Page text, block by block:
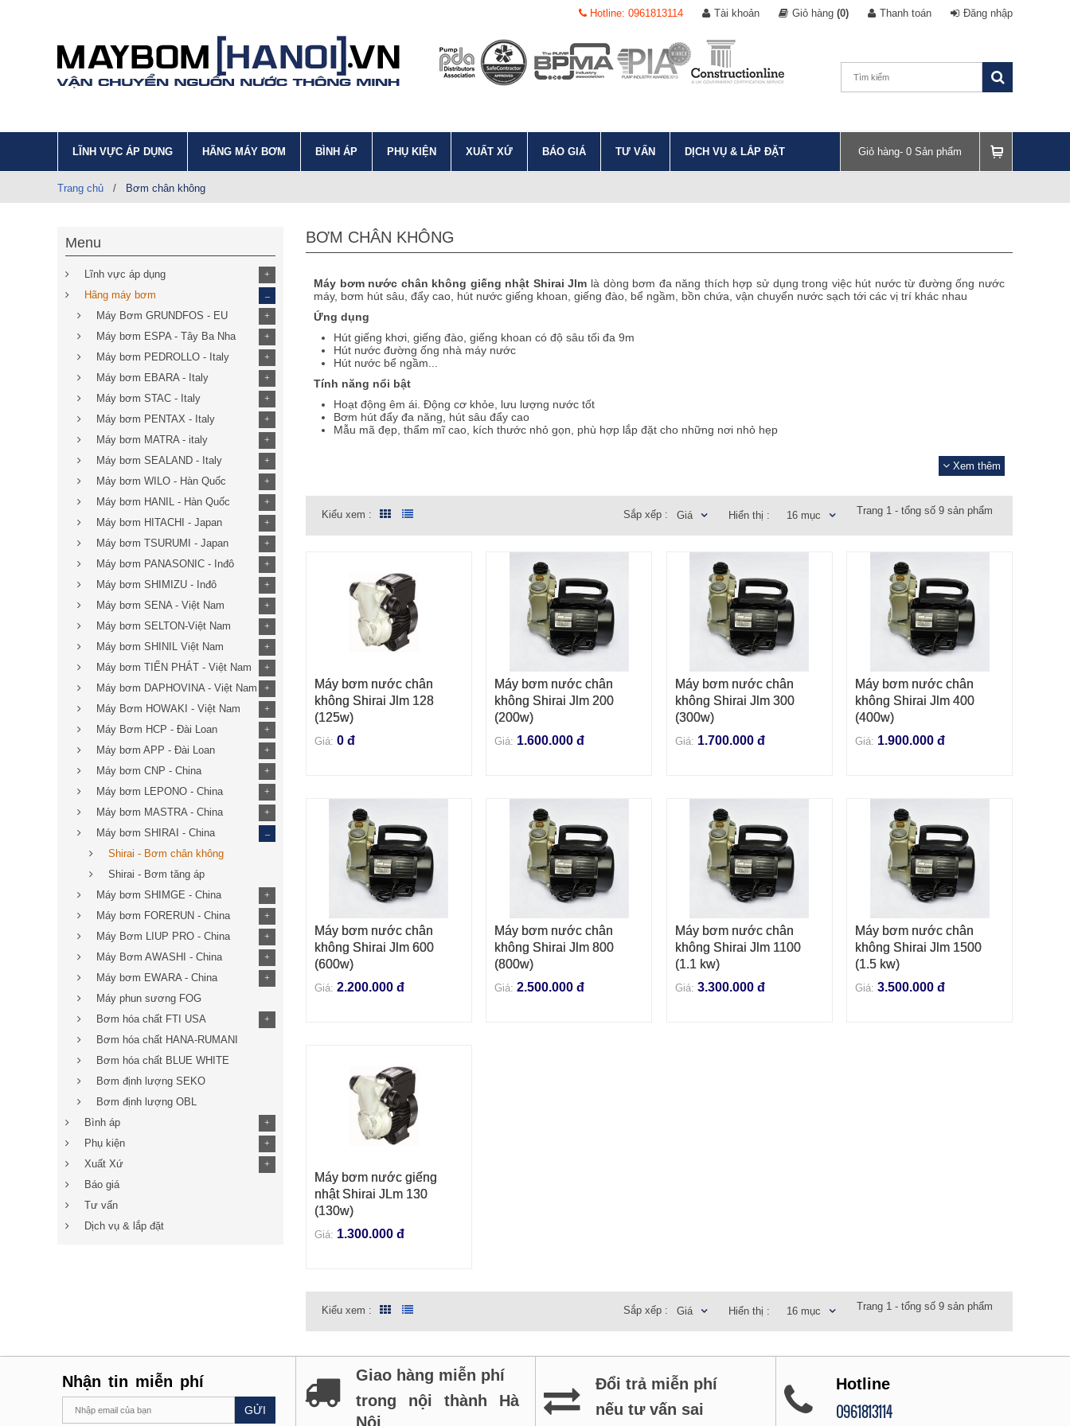
Hotline: 0961813114 Tài khoản Giỏ hàng (0) Thanh toán Đăng nhập
LĨNH VỰC ÁP DỤNG HÃNG MÁY BƠM BÌNH ÁP PHỤ KIỆN XUẤT XỨ BÁO GIÁ TƯ VẤN DỊCH VỤ & LẮP ĐẶT Giỏ hàng- 0 Sản phẩm
Trang chủ / Bơm chân không
BƠM CHÂN KHÔNG
Máy bơm nước chân không giếng nhật Shirai Jlm là dòng bơm đa năng thích hợp sử dụng trong việc hút nước từ đường ống nước
máy, bơm hút sâu, đẩy cao, hút nước giếng khoan, giếng đào, bể ngầm, bồn chứa, vận chuyển nước sạch tới các vị trí khác nhau
Ứng dụng
Hút giếng khơi, giếng đào, giếng khoan có độ sâu tối đa 9m
Hút nước đường ống nhà máy nước
Hút nước bể ngầm...
Tính năng nổi bật
Hoạt động êm ái. Động cơ khỏe, lưu lượng nước tốt
Bơm hút đẩy đa năng, hút sâu đẩy cao
Mẫu mã đẹp, thẩm mĩ cao, kích thước nhỏ gọn, phù hợp lắp đặt cho những nơi nhỏ hẹp
Xem thêm
Kiểu xem : Trang 1 - tổng số 9 sản phẩm
Hiển thị : 16 mục
Sắp xếp : Giá
THÊM VÀO GIỎ HÀNG
Máy bơm nước chân
không Shirai Jlm 128
(125w)
Giá: 0 đ
THÊM VÀO GIỎ HÀNG
Máy bơm nước chân
không Shirai Jlm 200
(200w)
Giá: 1.600.000 đ
THÊM VÀO GIỎ HÀNG
Máy bơm nước chân
không Shirai Jlm 300
(300w)
Giá: 1.700.000 đ
THÊM VÀO GIỎ HÀNG
Máy bơm nước chân
không Shirai Jlm 400
(400w)
Giá: 1.900.000 đ
THÊM VÀO GIỎ HÀNG
Máy bơm nước chân
không Shirai Jlm 600
(600w)
Giá: 2.200.000 đ
THÊM VÀO GIỎ HÀNG
Máy bơm nước chân
không Shirai Jlm 800
(800w)
Giá: 2.500.000 đ
THÊM VÀO GIỎ HÀNG
Máy bơm nước chân
không Shirai Jlm 1100
(1.1 kw)
Giá: 3.300.000 đ
THÊM VÀO GIỎ HÀNG
Máy bơm nước chân
không Shirai Jlm 1500
(1.5 kw)
Giá: 3.500.000 đ
THÊM VÀO GIỎ HÀNG
Máy bơm nước giếng
nhật Shirai JLm 130
(130w)
Giá: 1.300.000 đ
Kiểu xem : Trang 1 - tổng số 9 sản phẩm
Hiển thị : 16 mục
Sắp xếp : Giá
Menu
Lĩnh vực áp dụng +
Hãng máy bơm
Máy Bơm GRUNDFOS - EU +
Máy bơm ESPA - Tây Ba Nha +
Máy bơm PEDROLLO - Italy +
Máy bơm EBARA - Italy +
Máy bơm STAC - Italy +
Máy bơm PENTAX - Italy +
Máy bơm MATRA - italy +
Máy bơm SEALAND - Italy +
Máy bơm WILO - Hàn Quốc +
Máy bơm HANIL - Hàn Quốc +
Máy bơm HITACHI - Japan +
Máy bơm TSURUMI - Japan +
Máy bơm PANASONIC - Inđô +
Máy bơm SHIMIZU - Inđô +
Máy bơm SENA - Việt Nam +
Máy bơm SELTON-Việt Nam +
Máy bơm SHINIL Việt Nam +
Máy bơm TIẾN PHÁT - Việt Nam +
Máy bơm DAPHOVINA - Việt Nam +
Máy Bơm HOWAKI - Việt Nam +
Máy Bơm HCP - Đài Loan +
Máy bơm APP - Đài Loan +
Máy bơm CNP - China +
Máy bơm LEPONO - China +
Máy bơm MASTRA - China +
Máy bơm SHIRAI - China
Shirai - Bơm chân không
Shirai - Bơm tăng áp
Máy bơm SHIMGE - China
+
Máy bơm FORERUN - China +
Máy Bơm LIUP PRO - China +
Máy Bơm AWASHI - China +
Máy bơm EWARA - China +
Máy phun sương FOG
Bơm hóa chất FTI USA
+
Bơm hóa chất HANA-RUMANI
Bơm hóa chất BLUE WHITE
Bơm định lượng SEKO
Bơm định lượng OBL
Bình áp
+
Phụ kiện +
Xuất Xứ +
Báo giá
Tư vấn
Dịch vụ & lắp đặt
Nhận tin miễn phí
GỬI
Giao hàng miễn phí
trong nội thành Hà
Nội
Đổi trả miễn phí
nếu tư vấn sai
Hotline
0961813114